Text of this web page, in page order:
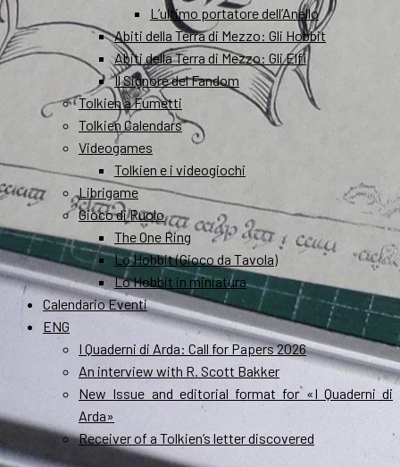
L’ultimo portatore dell’Anello
Abiti della Terra di Mezzo: Gli Hobbit
Abiti della Terra di Mezzo: Gli Elfi
Il Signore del Fandom
Tolkien a Fumetti
Tolkien Calendars
Videogames
Tolkien e i videogiochi
Librigame
Gioco di Ruolo
The One Ring
Lo Hobbit (Gioco da Tavola)
Lo Hobbit in miniatura
Calendario Eventi
ENG
I Quaderni di Arda: Call for Papers 2026
An interview with R. Scott Bakker
New Issue and editorial format for «I Quaderni di
Arda»
Receiver of a Tolkien’s letter discovered